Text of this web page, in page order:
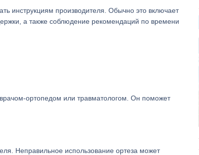
инструкциям производителя. Обычно это включает
а также соблюдение рекомендаций по времени
врачом-ортопедом или травматологом. Он поможет
Неправильное использование ортеза может